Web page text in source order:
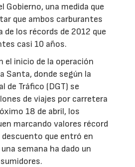
Gobierno, una medida que
que ambos carburantes
de los récords de 2012 que
casi 10 años.
el inicio de la operación
Santa, donde según la
de Tráfico (DGT) se
de viajes por carretera
18 de abril, los
marcando valores récord
descuento que entró en
semana ha dado un